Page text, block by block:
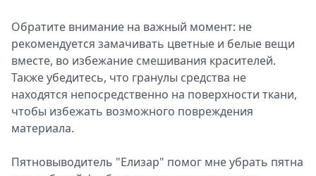
Обратите внимание на важный момент: не
рекомендуется замачивать цветные и белые вещи
вместе, во избежание смешивания красителей.
Также убедитесь, что гранулы средства не
находятся непосредственно на поверхности ткани,
чтобы избежать возможного повреждения
материала.
Пятновыводитель "Елизар" помог мне убрать пятна